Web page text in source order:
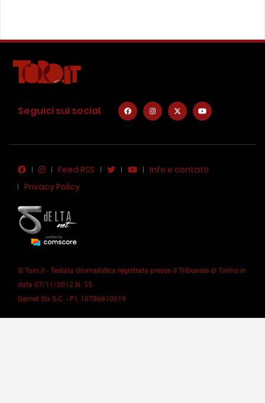
Seguici sui social
Feed RSS
Info e contatti
Privacy Policy
© Toro.it - Testata Giornalistica registrata presso il Tribunale di Torino in
data 07/11/2012 N. 55
Garnet Six S.C. - P.I. 10786810019